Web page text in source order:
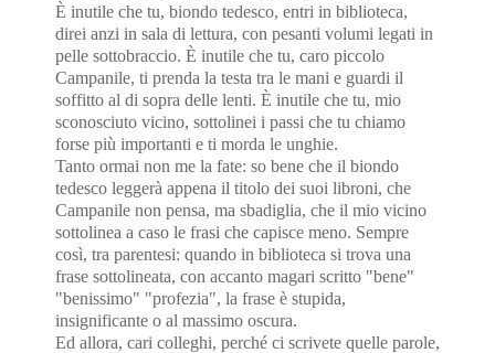
È inutile che tu, biondo tedesco, entri in biblioteca,
direi anzi in sala di lettura, con pesanti volumi legati in
pelle sottobraccio. È inutile che tu, caro piccolo
Campanile, ti prenda la testa tra le mani e guardi il
soffitto al di sopra delle lenti. È inutile che tu, mio
sconosciuto vicino, sottolinei i passi che tu chiamo
forse più importanti e ti morda le unghie.
Tanto ormai non me la fate: so bene che il biondo
tedesco leggerà appena il titolo dei suoi libroni, che
Campanile non pensa, ma sbadiglia, che il mio vicino
sottolinea a caso le frasi che capisce meno. Sempre
così, tra parentesi: quando in biblioteca si trova una
frase sottolineata, con accanto magari scritto "bene"
"benissimo" "profezia", la frase è stupida,
insignificante o al massimo oscura.
Ed allora, cari colleghi, perché ci scrivete quelle parole,